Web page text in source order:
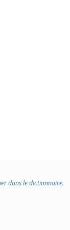
dans le dictionnaire.